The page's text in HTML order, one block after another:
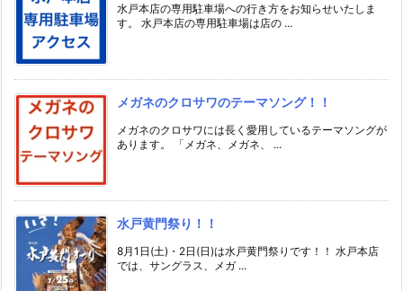
水戸本店の専用駐車場への行き方をお知らせいたしま
す。 水戸本店の専用駐車場は店の ...
メガネのクロサワのテーマソング！！
メガネのクロサワには長く愛用しているテーマソングが
あります。 「メガネ、メガネ、 ...
水戸黄門祭り！！
8月1日(土)・2日(日)は水戸黄門祭りです！！ 水戸本店
では、サングラス、メガ ...